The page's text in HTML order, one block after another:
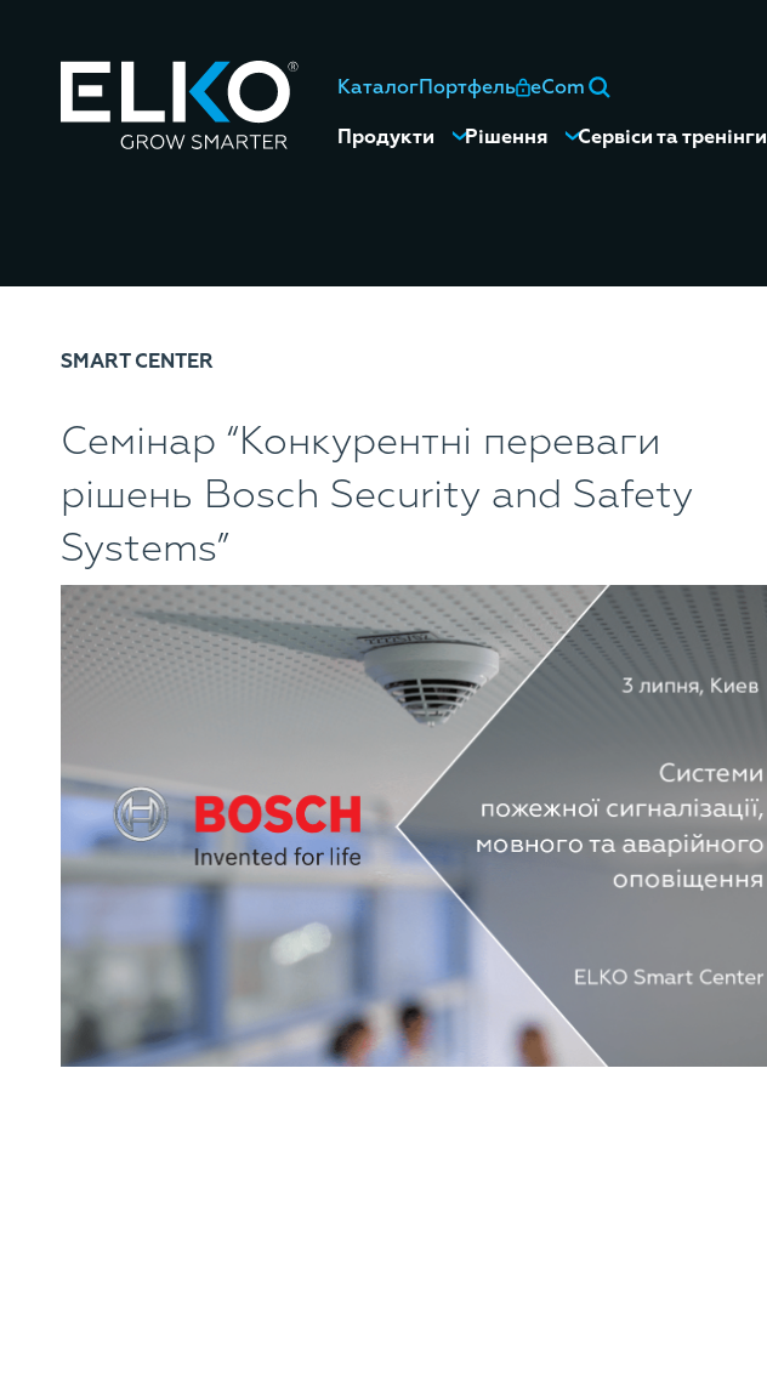
КаталогПортфель eCom
Продукти Рішення Сервіси та тренінги
SMART CENTER
Семінар “Конкурентні переваги
рішень Bosch Security and Safety
Systems”